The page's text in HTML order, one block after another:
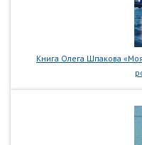
Книга Олега Шпакова